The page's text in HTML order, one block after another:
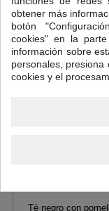
Té negro con
obtener más
botón
cookies" en la
información sobre
personales,
cookies y el